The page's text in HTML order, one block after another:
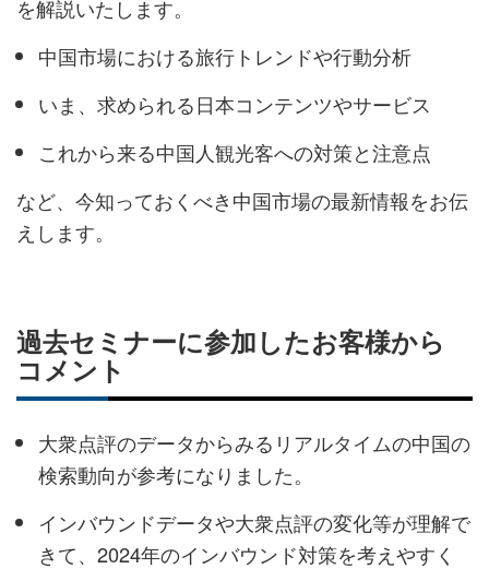
を解説いたします。
中国市場における旅行トレンドや行動分析
いま、求められる日本コンテンツやサービス
これから来る中国人観光客への対策と注意点
など、今知っておくべき中国市場の最新情報をお伝
えします。
過去セミナーに参加したお客様から
コメント
大衆点評のデータからみるリアルタイムの中国の
検索動向が参考になりました。
インバウンドデータや大衆点評の変化等が理解で
きて、2024年のインバウンド対策を考えやすく